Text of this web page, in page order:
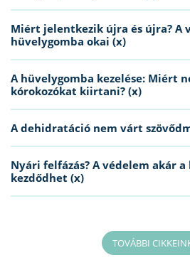
Miért jelentkezik újra és újra? A
hüvelygomba okai (x)
A hüvelygomba kezelése: Miért
kórokozókat kiirtani? (x)
A dehidratáció nem várt
Nyári felfázás? A védelem akár
kezdődhet (x)
TOVÁBBI